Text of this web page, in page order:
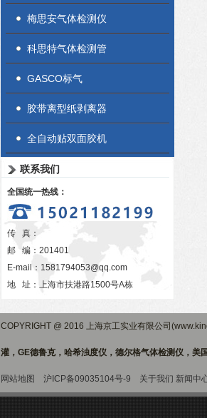
梅思安气体检测仪
科思特气体检测管
GASCO标气
胶带离型纸剥离器
全自动贴双面胶机
联系我们
全国统一热线：
传 真：
邮 编：201401
E-mail： 1581794053@qq.com
地 址：上海市扶港路1500号A栋
COPYRIGHT @ 2016 上海京工实业有限公司
灌，GE德鲁克，哈希浊度仪，德尔格气体检测仪，美
网站地图 沪ICP备09035104号-9 关于我们 新闻中